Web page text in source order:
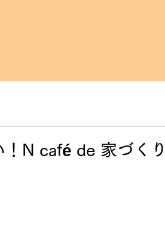
！N café de 家づく